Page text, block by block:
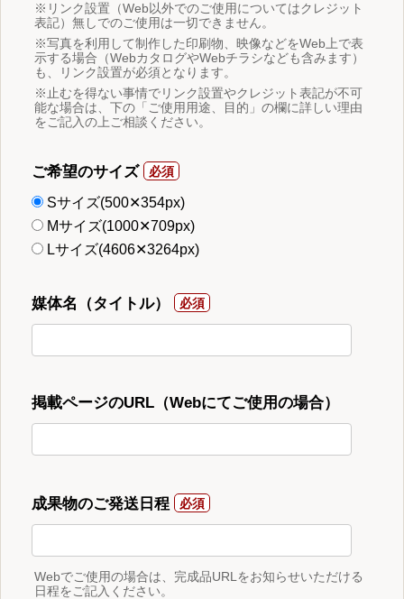
※リンク設置（Web以外でのご使用についてはクレジット
表記）無しでのご使用は一切できません。
※写真を利用して制作した印刷物、映像などをWeb上で表
示する場合（WebカタログやWebチラシなども含みます）
も、リンク設置が必須となります。
※止むを得ない事情でリンク設置やクレジット表記が不可
能な場合は、下の「ご使用用途、目的」の欄に詳しい理由
をご記入の上ご相談ください。
ご希望のサイズ
Sサイズ(500✕354px)
Mサイズ(1000✕709px)
Lサイズ(4606✕3264px)
媒体名（タイトル）
掲載ページのURL（Webにてご使用の場合）
成果物のご発送日程
Webでご使用の場合は、完成品URLをお知らせいただける
日程をご記入ください。